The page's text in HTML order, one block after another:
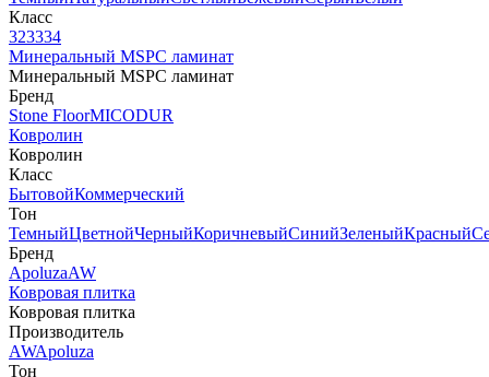
Класс
323334
Минеральный MSPC ламинат
Минеральный MSPC ламинат
Бренд
Stone FloorMICODUR
Ковролин
Ковролин
Класс
БытовойКоммерческий
Тон
ТемныйЦветнойЧерныйКоричневыйСинийЗеленыйКрасный
Бренд
ApoluzaAW
Ковровая плитка
Ковровая плитка
Производитель
AWApoluza
Тон